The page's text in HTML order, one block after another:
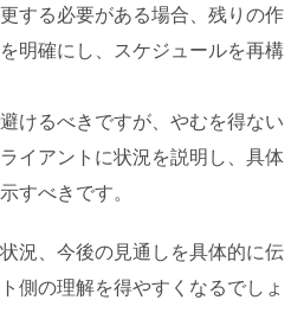
する必要がある場合、残りの作
明確にし、スケジュールを再構
けるべきですが、やむを得ない
イアントに状況を説明し、具体
すべきです。
況、今後の見通しを具体的に伝
側の理解を得やすくなるでしょ